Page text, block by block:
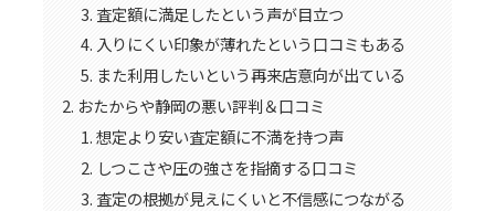
査定額に満足したという声が目立つ
入りにくい印象が薄れたという口コミもある
また利用したいという再来店意向が出ている
おたからや静岡の悪い評判＆口コミ
想定より安い査定額に不満を持つ声
しつこさや圧の強さを指摘する口コミ
査定の根拠が見えにくいと不信感につながる